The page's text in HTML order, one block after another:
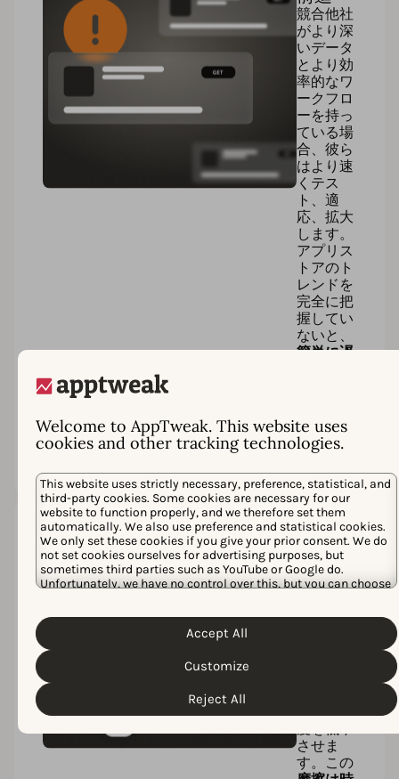
Welcome to AppTweak. This website uses
cookies and other tracking technologies.
This website uses strictly necessary, preference, statistical, and
third-party cookies. Some cookies are necessary for our
website to function properly, and we therefore set them
automatically. We also use preference and statistical cookies.
We only set these cookies if you give your prior consent. We do
not set cookies ourselves for advertising purposes, but
sometimes third parties such as YouTube or Google do.
Unfortunately, we have no control over this, but you can choose
use, please read our
Cookie Policy &
. You can
customize your cookie settings and preferences by clicking the
“Customize” button.
Reject All
Customize
Accept All
競合他社
がより深
いデータ
とより効
率的なワ
ークフロ
ーを持っ
ている場
合、彼ら
はより速
くテス
ト、適
応、拡大
します。
アプリス
トアのト
レンドを
完全に把
握してい
ないと、
簡単に遅
つくのは
困難で
す。
非効率
性の蓄
積
他のツー
させま
す。この